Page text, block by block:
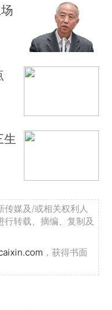
生
传媒及/或相关权利人
转载、摘编、复制及
，获得书面